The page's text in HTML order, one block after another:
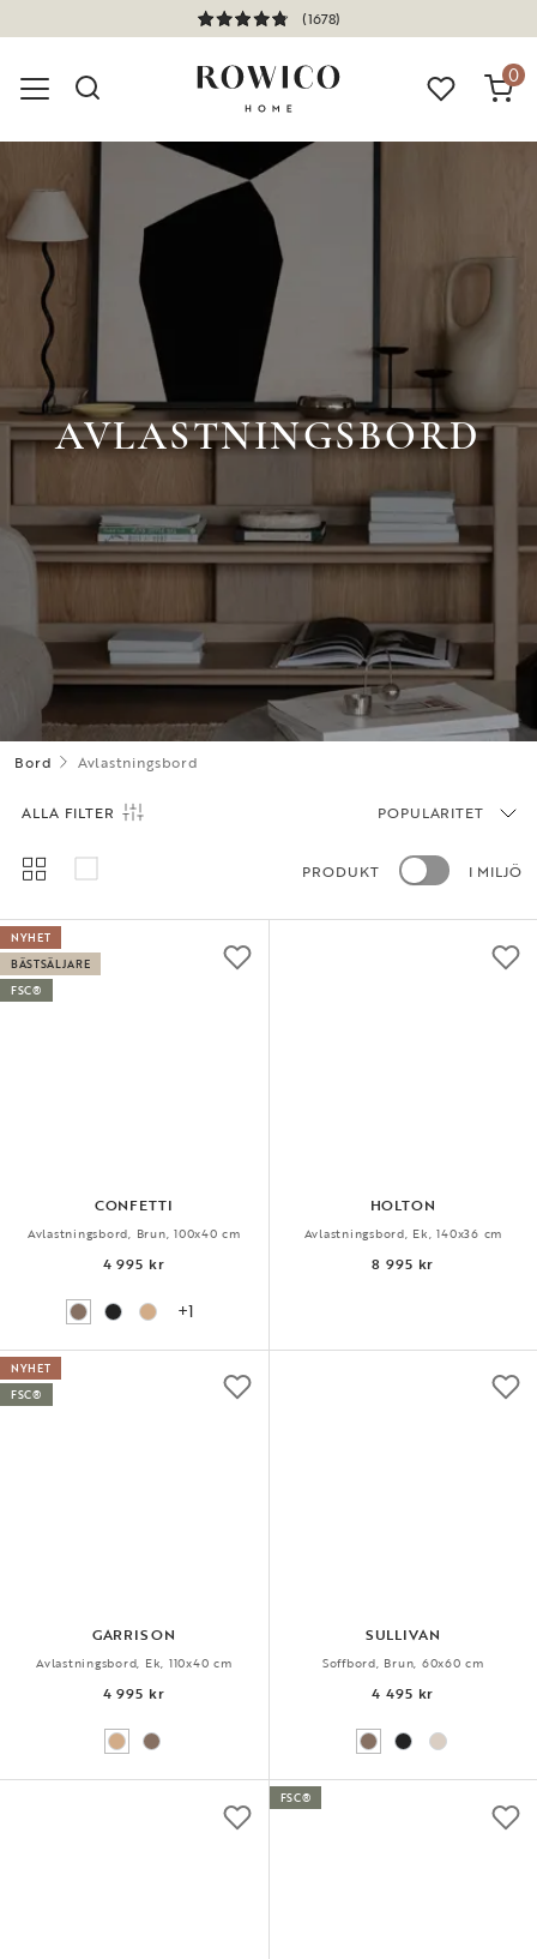
(1678)
0
AVLASTNINGSBORD
Bord Avlastningsbord
ALLA FILTER
PRODUKT I MILJÖ
POPULARITET
CONFETTI
Avlastningsbord, Brun, 100x40 cm
4 995 kr
+1
NYHET
BÄSTSÄLJARE
FSC®
HOLTON
Avlastningsbord, Ek, 140x36 cm
8 995 kr
GARRISON
Avlastningsbord, Ek, 110x40 cm
4 995 kr
NYHET
FSC®
SULLIVAN
Soffbord, Brun, 60x60 cm
4 495 kr
FSC®